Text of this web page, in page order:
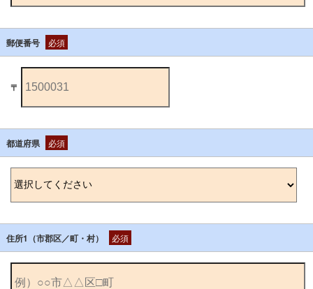
郵便番号 必須
〒
都道府県 必須
住所1（市郡区／町・村） 必須